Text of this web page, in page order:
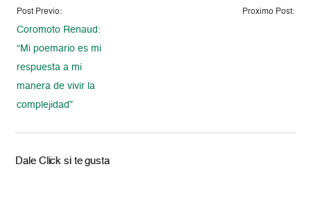
Post Previo:
Coromoto Renaud:
“Mi poemario es mi
respuesta a mi
manera de vivir la
complejidad”
Proximo Post:
Dale Click si te gusta